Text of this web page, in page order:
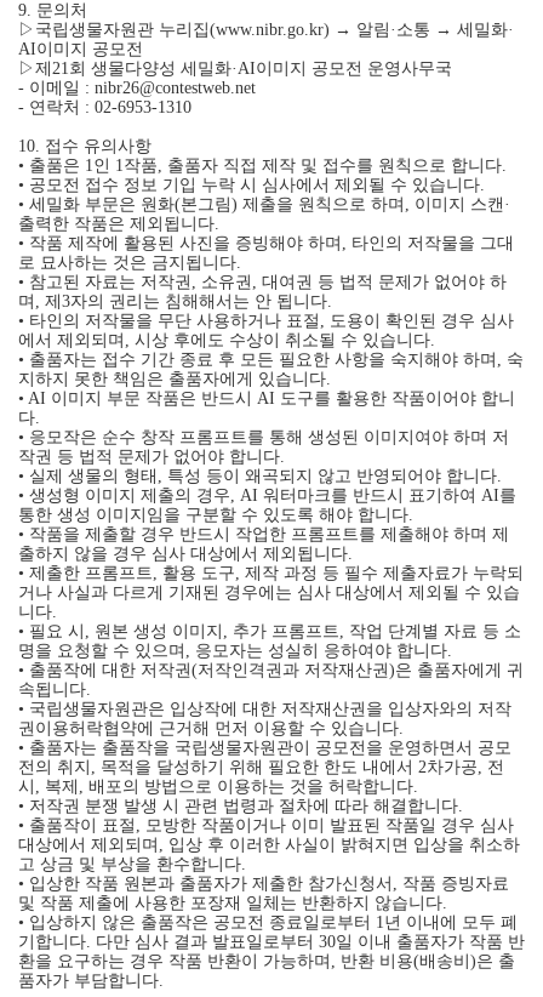
9. 문의처
▷국립생물자원관 누리집(www.nibr.go.kr) → 알림·소통 → 세밀화·
AI이미지 공모전
▷제21회 생물다양성 세밀화·AI이미지 공모전 운영사무국
- 이메일 : nibr26@contestweb.net
- 연락처 : 02-6953-1310
10. 접수 유의사항
• 출품은 1인 1작품, 출품자 직접 제작 및 접수를 원칙으로 합니다.
• 공모전 접수 정보 기입 누락 시 심사에서 제외될 수 있습니다.
• 세밀화 부문은 원화(본그림) 제출을 원칙으로 하며, 이미지 스캔·
출력한 작품은 제외됩니다.
• 작품 제작에 활용된 사진을 증빙해야 하며, 타인의 저작물을 그대
로 묘사하는 것은 금지됩니다.
• 참고된 자료는 저작권, 소유권, 대여권 등 법적 문제가 없어야 하
며, 제3자의 권리는 침해해서는 안 됩니다.
• 타인의 저작물을 무단 사용하거나 표절, 도용이 확인된 경우 심사
에서 제외되며, 시상 후에도 수상이 취소될 수 있습니다.
• 출품자는 접수 기간 종료 후 모든 필요한 사항을 숙지해야 하며, 숙
지하지 못한 책임은 출품자에게 있습니다.
• AI 이미지 부문 작품은 반드시 AI 도구를 활용한 작품이어야 합니
다.
• 응모작은 순수 창작 프롬프트를 통해 생성된 이미지여야 하며 저
작권 등 법적 문제가 없어야 합니다.
• 실제 생물의 형태, 특성 등이 왜곡되지 않고 반영되어야 합니다.
• 생성형 이미지 제출의 경우, AI 워터마크를 반드시 표기하여 AI를
통한 생성 이미지임을 구분할 수 있도록 해야 합니다.
• 작품을 제출할 경우 반드시 작업한 프롬프트를 제출해야 하며 제
출하지 않을 경우 심사 대상에서 제외됩니다.
• 제출한 프롬프트, 활용 도구, 제작 과정 등 필수 제출자료가 누락되
거나 사실과 다르게 기재된 경우에는 심사 대상에서 제외될 수 있습
니다.
• 필요 시, 원본 생성 이미지, 추가 프롬프트, 작업 단계별 자료 등 소
명을 요청할 수 있으며, 응모자는 성실히 응하여야 합니다.
• 출품작에 대한 저작권(저작인격권과 저작재산권)은 출품자에게 귀
속됩니다.
• 국립생물자원관은 입상작에 대한 저작재산권을 입상자와의 저작
권이용허락협약에 근거해 먼저 이용할 수 있습니다.
• 출품자는 출품작을 국립생물자원관이 공모전을 운영하면서 공모
전의 취지, 목적을 달성하기 위해 필요한 한도 내에서 2차가공, 전
시, 복제, 배포의 방법으로 이용하는 것을 허락합니다.
• 저작권 분쟁 발생 시 관련 법령과 절차에 따라 해결합니다.
• 출품작이 표절, 모방한 작품이거나 이미 발표된 작품일 경우 심사
대상에서 제외되며, 입상 후 이러한 사실이 밝혀지면 입상을 취소하
고 상금 및 부상을 환수합니다.
• 입상한 작품 원본과 출품자가 제출한 참가신청서, 작품 증빙자료
및 작품 제출에 사용한 포장재 일체는 반환하지 않습니다.
• 입상하지 않은 출품작은 공모전 종료일로부터 1년 이내에 모두 폐
기합니다. 다만 심사 결과 발표일로부터 30일 이내 출품자가 작품 반
환을 요구하는 경우 작품 반환이 가능하며, 반환 비용(배송비)은 출
품자가 부담합니다.